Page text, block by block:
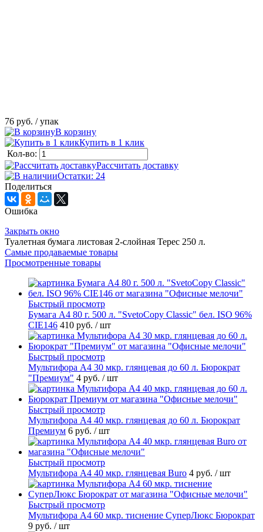
76 руб. / упак
В корзину
Купить в 1 клик
Кол-во:
Рассчитать доставку
Остатки: 24
Поделиться
Ошибка
Закрыть окно
Туалетная бумага листовая 2-слойная Терес 250 л.
Самые продаваемые товары
Просмотренные товары
Быстрый просмотр
Бумага А4 80 г. 500 л. "SvetoCopy Classic" бел. ISO 96%
CIE146 410 руб. / шт
Быстрый просмотр
Мультифора А4 30 мкр. глянцевая до 60 л. Бюрократ
"Премиум" 4 руб. / шт
Быстрый просмотр
Мультифора А4 40 мкр. глянцевая до 60 л. Бюрократ
Премиум 6 руб. / шт
Быстрый просмотр
Мультифора А4 40 мкр. глянцевая Buro 4 руб. / шт
Быстрый просмотр
Мультифора А4 60 мкр. тиснение СуперЛюкс Бюрократ
9 руб. / шт